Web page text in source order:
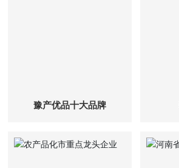
豫产优品十大品牌